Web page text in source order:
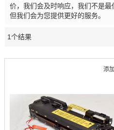
价，我们会及时响应，我们不是最
但我们会为您提供更好的服务。
1个结果
添